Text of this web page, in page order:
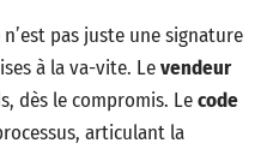
pas juste une signature
à la va-vite. Levendeur
dès le compromis. Lecode
articulant la